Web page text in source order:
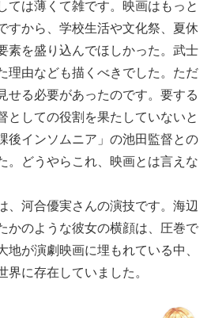
ては薄くて雑です。映画はもっと
すから、学校生活や文化祭、夏休
素を盛り込んでほしかった。武士
理由なども描くべきでした。ただ
せる必要があったのです。要する
としての役割を果たしていないと
後インソムニア」の池田監督との
。どうやらこれ、映画とは言えな
、河合優実さんの演技です。海辺
かのような彼女の横顔は、圧巻で
地が演劇映画に埋もれている中、
界に存在していました。